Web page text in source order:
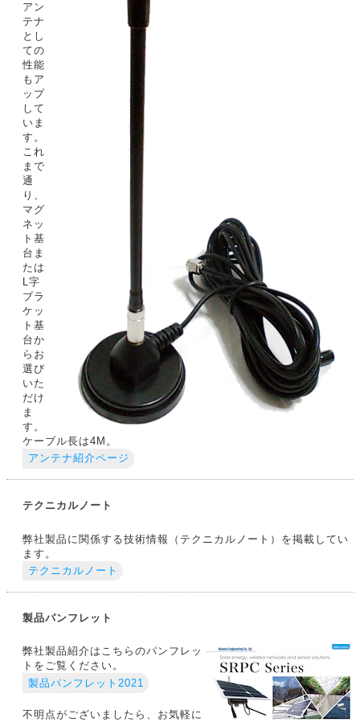
アン
テナ
とし
ての
性能
もア
ップ
して
いま
す。
これ
まで
通
り、
マグ
ネッ
ト基
台ま
たは
L字
ブラ
ケッ
ト基
台か
らお
選び
いた
だけ
ま
す。
ケーブル長は4M。
アンテナ紹介ページ
テクニカルノート
弊社製品に関係する技術情報（テクニカルノート）を掲載してい
ます。
テクニカルノート
製品パンフレット
弊社製品紹介はこちらのパンフレッ
トをご覧ください。
製品パンフレット2021
不明点がございましたら、お気軽に